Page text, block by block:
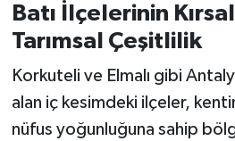
Batı İlçelerinin
Tarımsal Çeşitlilik
Korkuteli ve Elmalı gibi
alan iç kesimdeki ilçeler,
nüfus yoğunluğuna sahip